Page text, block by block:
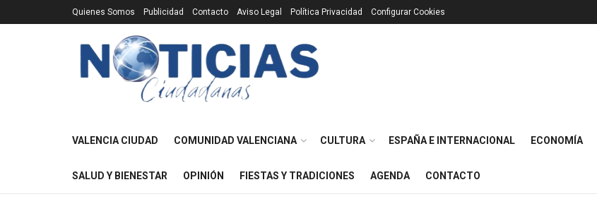
Quienes Somos Publicidad Contacto Aviso Legal Política Privacidad Configurar Cookies
VALENCIA CIUDAD COMUNIDAD VALENCIANA CULTURA ESPAÑA E INTERNACIONAL ECONOMÍA
SALUD Y BIENESTAR OPINIÓN FIESTAS Y TRADICIONES AGENDA CONTACTO